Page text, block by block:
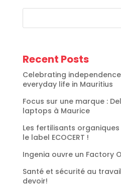
Recent Posts
Celebrating
everyday life in Mauritius
Focus sur une marque :
laptops à Maurice
Les fertilisants
le label ECOCERT !
Ingenia ouvre un Factory
Santé et sécurité au
devoir!